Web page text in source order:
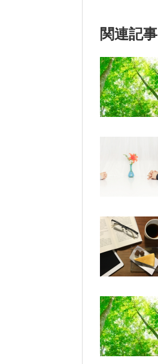
関連記事